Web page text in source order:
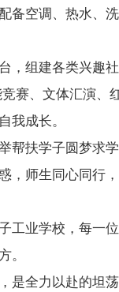
备空调、热水、
，组建各类兴趣
赛、文体汇演
我成长。
帮扶学子圆梦求
师生同心同行
工业学校，每一
。
是全力以赴的坦